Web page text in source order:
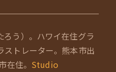
う）。ハワイ在住グラ
ストレーター。熊本市出
在住。 Studio